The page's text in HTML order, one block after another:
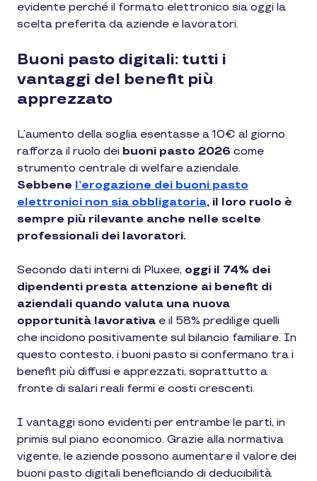
evidente perché il formato elettronico sia oggi la
scelta preferita da aziende e lavoratori.
Buoni pasto digitali: tutti i
vantaggi del benefit più
apprezzato
L’aumento della soglia esentasse a 10€ al giorno
rafforza il ruolo dei buoni pasto 2026 come
strumento centrale di welfare aziendale.
Sebbene l’erogazione dei buoni pasto
elettronici non sia obbligatoria, il loro ruolo è
sempre più rilevante anche nelle scelte
professionali dei lavoratori.
Secondo dati interni di Pluxee, oggi il 74% dei
dipendenti presta attenzione ai benefit di
aziendali quando valuta una nuova
opportunità lavorativa e il 58% predilige quelli
che incidono positivamente sul bilancio familiare. In
questo contesto, i buoni pasto si confermano tra i
benefit più diffusi e apprezzati, soprattutto a
fronte di salari reali fermi e costi crescenti.
I vantaggi sono evidenti per entrambe le parti, in
primis sul piano economico. Grazie alla normativa
vigente, le aziende possono aumentare il valore dei
buoni pasto digitali beneficiando di deducibilità